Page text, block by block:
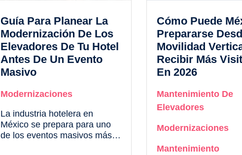
Guía Para Planear La
Modernización De Los
Elevadores De Tu Hotel
Antes De Un Evento
Masivo
Modernizaciones
La industria hotelera en
México se prepara para uno
de los eventos masivos más
Cómo Puede
Prepararse
Movilidad
Recibir Más
En 2026
Mantenimiento De
Elevadores
Modernizaciones
Mantenimiento